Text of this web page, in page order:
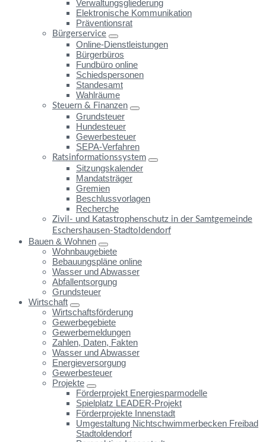
Verwaltungsgliederung
Elektronische Kommunikation
Präventionsrat
Bürgerservice
Online-Dienstleistungen
Bürgerbüros
Fundbüro online
Schiedspersonen
Standesamt
Wahlräume
Steuern & Finanzen
Grundsteuer
Hundesteuer
Gewerbesteuer
SEPA-Verfahren
Ratsinformationssystem
Sitzungskalender
Mandatsträger
Gremien
Beschlussvorlagen
Recherche
Zivil- und Katastrophenschutz in der Samtgemeinde
Eschershausen-Stadtoldendorf
Bauen & Wohnen
Wohnbaugebiete
Bebauungspläne online
Wasser und Abwasser
Abfallentsorgung
Grundsteuer
Wirtschaft
Wirtschaftsförderung
Gewerbegebiete
Gewerbemeldungen
Zahlen, Daten, Fakten
Wasser und Abwasser
Energieversorgung
Gewerbesteuer
Projekte
Förderprojekt Energiesparmodelle
Spielplatz LEADER-Projekt
Förderprojekte Innenstadt
Umgestaltung Nichtschwimmerbecken Freibad
Stadtoldendorf